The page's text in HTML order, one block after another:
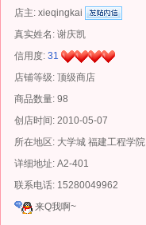
店主: xieqingkai
真实姓名: 谢庆凯
信用度: 31
店铺等级: 顶级商店
商品数量: 98
创店时间: 2010-05-07
所在地区: 大学城 福建工程学院
详细地址: A2-401
联系电话: 15280049962
来Q我啊~